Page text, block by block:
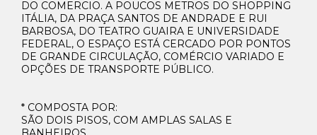
DO COMERCIO. A POUCOS METROS DO SHOPPING
ITÁLIA, DA PRAÇA SANTOS DE ANDRADE E RUI
BARBOSA, DO TEATRO GUAIRA E UNIVERSIDADE
FEDERAL, O ESPAÇO ESTÁ CERCADO POR PONTOS
DE GRANDE CIRCULAÇÃO, COMÉRCIO VARIADO E
OPÇÕES DE TRANSPORTE PÚBLICO.
* COMPOSTA POR:
SÃO DOIS PISOS, COM AMPLAS SALAS E